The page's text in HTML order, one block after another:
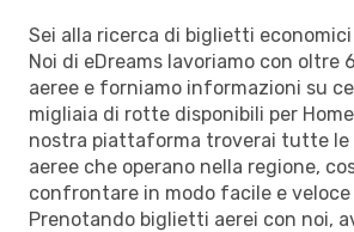
Sei alla ricerca di biglietti
Noi di eDreams lavoriamo con oltre
aeree e forniamo informazioni su
migliaia di rotte disponibili per
nostra piattaforma troverai tutte le
aeree che operano nella regione,
confrontare in modo facile e veloce
Prenotando biglietti aerei con noi,